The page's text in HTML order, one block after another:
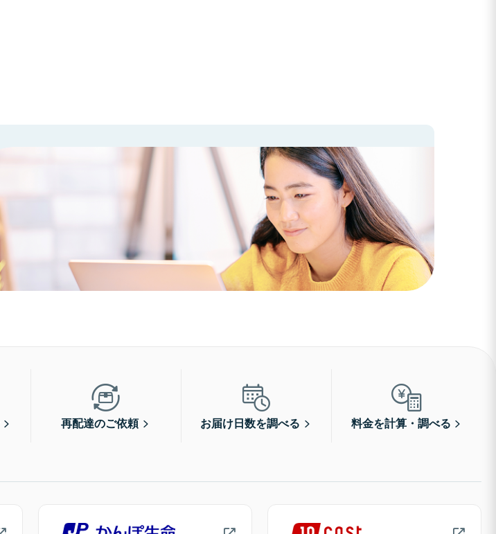
再配達のご依頼 お届け日数を調べる 料金を計算・調べる